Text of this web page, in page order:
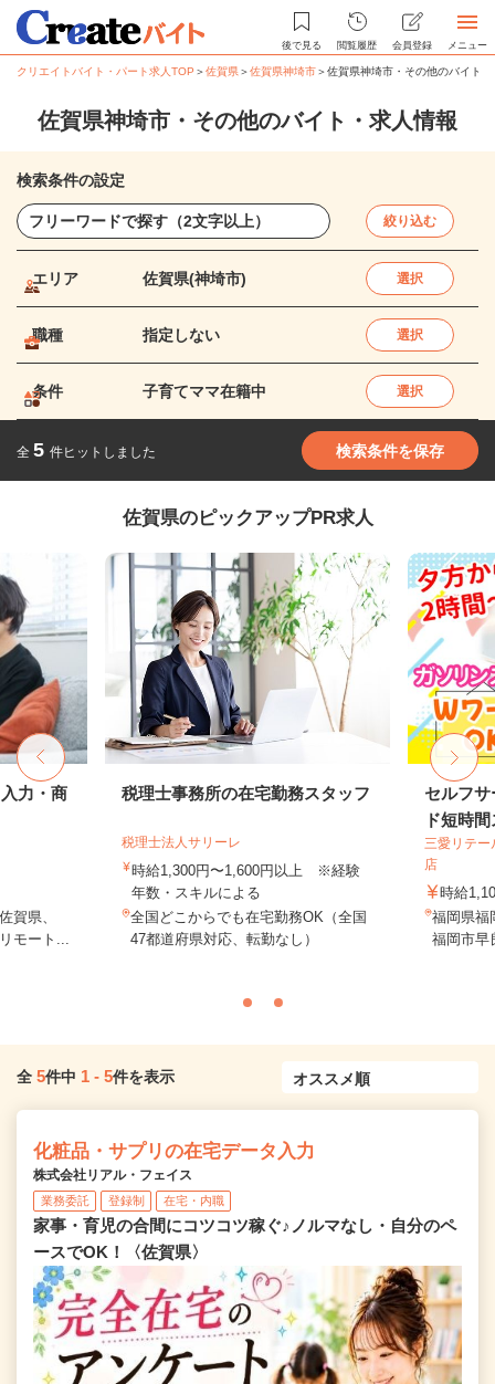
後で見る 閲覧履歴 会員登録 メニュー
クリエイトバイト・パート求人TOP ＞佐賀県＞佐賀県神埼市＞佐賀県神埼市・その他のバイト
佐賀県神埼市・その他のバイト・求人情報
検索条件の設定
絞り込む
エリア 佐賀県(神埼市) 選択
職種 指定しない 選択
条件 子育てママ在籍中 選択
全 5 件ヒットしました 検索条件を保存
佐賀県のピックアップPR求人
力・商
賀県、
モート...
税理士事務所の在宅勤務スタッフ
税理士法人サリーレ
時給1,300円〜1,600円以上 ※経験
年数・スキルによる
全国どこからでも在宅勤務OK（全国
47都道府県対応、転勤なし）
セルフ
ド短時
三愛リテ
店
時給
福岡県福
福岡市早
全 5件中 1 - 5件を表示
化粧品・サプリの在宅データ入力
株式会社リアル・フェイス
業務委託 登録制 在宅・内職
家事・育児の合間にコツコツ稼ぐ♪ノルマなし・自分のペ
ースでOK！〈佐賀県〉